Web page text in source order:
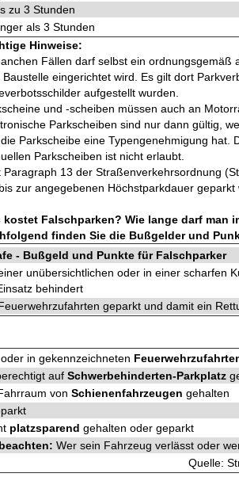
zu 3 Stunden
als 3 Stunden
Hinweise:
Fällen darf selbst ein ordnungsgemäß
Baustelle eingerichtet wird. Es gilt dort
aufgestellt wurden.
und -scheiben müssen auch an
Parkscheiben sind nur dann gültig,
Parkscheibe eine Typengenehmigung hat.
Parkscheiben ist nicht erlaubt.
Paragraph 13 der Straßenverkehrsordnung
zur angegebenen Höchstparkdauer
kostet Falschparken? Wie lange darf man
finden Sie die Bußgelder und
- Bußgeld und Punkte für Falschparker
unübersichtlichen oder in einer scharfen
behindert
geparkt und damit ein
in gekennzeichneten
auf Schwerbehinderten-Parkplatz
von Schienenfahrzeugen gehalten
platzsparend gehalten oder geparkt
Wer sein Fahrzeug verlässt oder
Quelle: